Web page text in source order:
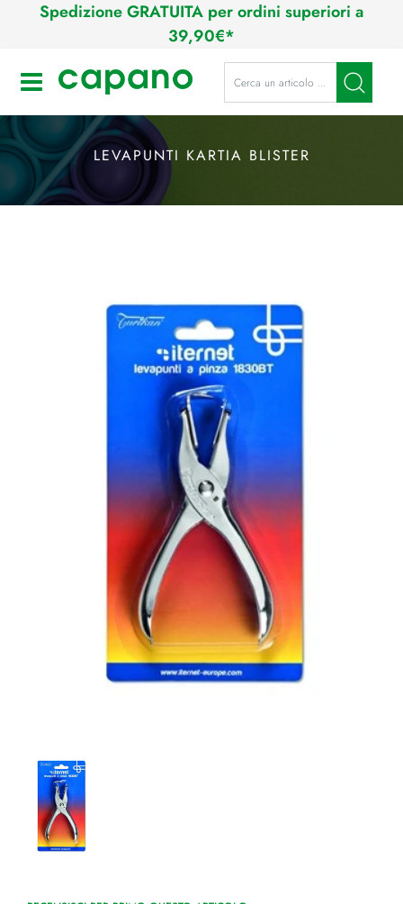
Spedizione GRATUITA per ordini superiori a
39,90€*
Open La modifica di un filtro
LEVAPUNTI KARTIA BLISTER